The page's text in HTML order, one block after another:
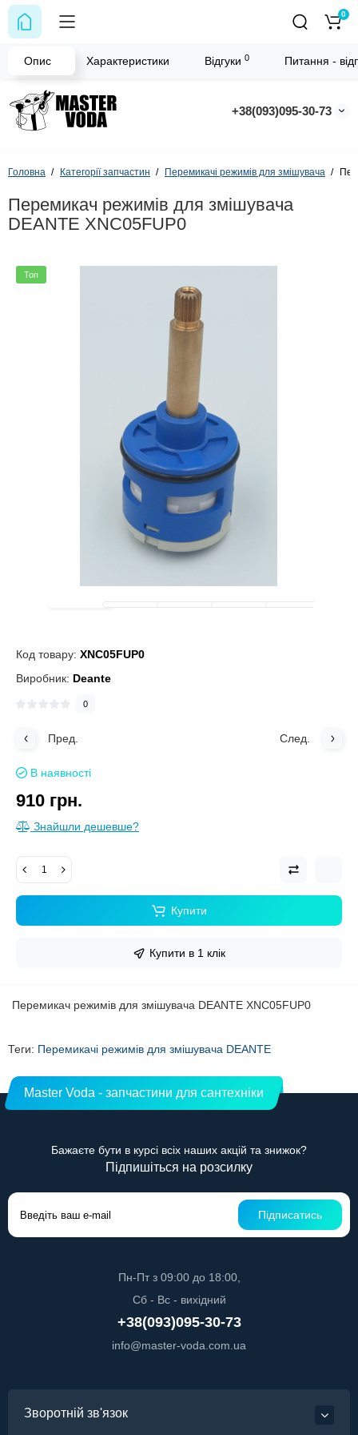
+38(093)095-30-73
0
Головна Категорії запчастин Перемикачі режимів для змішувача
Перемикач режимів для змішувача
DEANTE XNC05FUP0
Топ
Код товару: XNC05FUP0
Виробник: Deante
0
Пред. След.
В наявності
910 грн.
Знайшли дешевше?
Купити
Купити в 1 клік
Опис Характеристики Відгуки 0 Питання -
Перемикач режимів для змішувача DEANTE XNC05FUP0
Теги: Перемикачі режимів для змішувача DEANTE
Master Voda - запчастини для сантехніки
Бажаєте бути в курсі всіх наших акцій та знижок?
Підпишіться на розсилку
Підписатись
Пн-Пт з 09:00 до 18:00,
Сб - Вс - вихідний
+38(093)095-30-73
info@master-voda.com.ua
Зворотній зв'язок